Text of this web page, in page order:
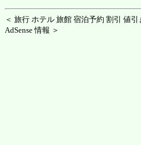
＜ 旅行 ホテル 旅館 宿泊予約 割引 値
AdSense 情報 ＞